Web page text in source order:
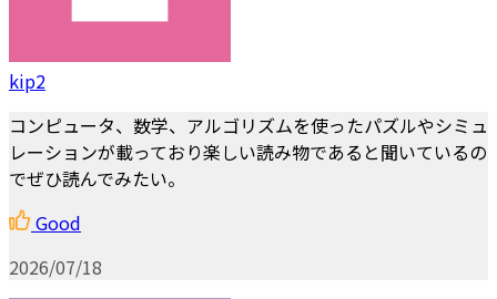
kip2
コンピュータ、数学、アルゴリズムを使ったパズルやシミュ
レーションが載っており楽しい読み物であると聞いているの
でぜひ読んでみたい。
Good
2026/07/18